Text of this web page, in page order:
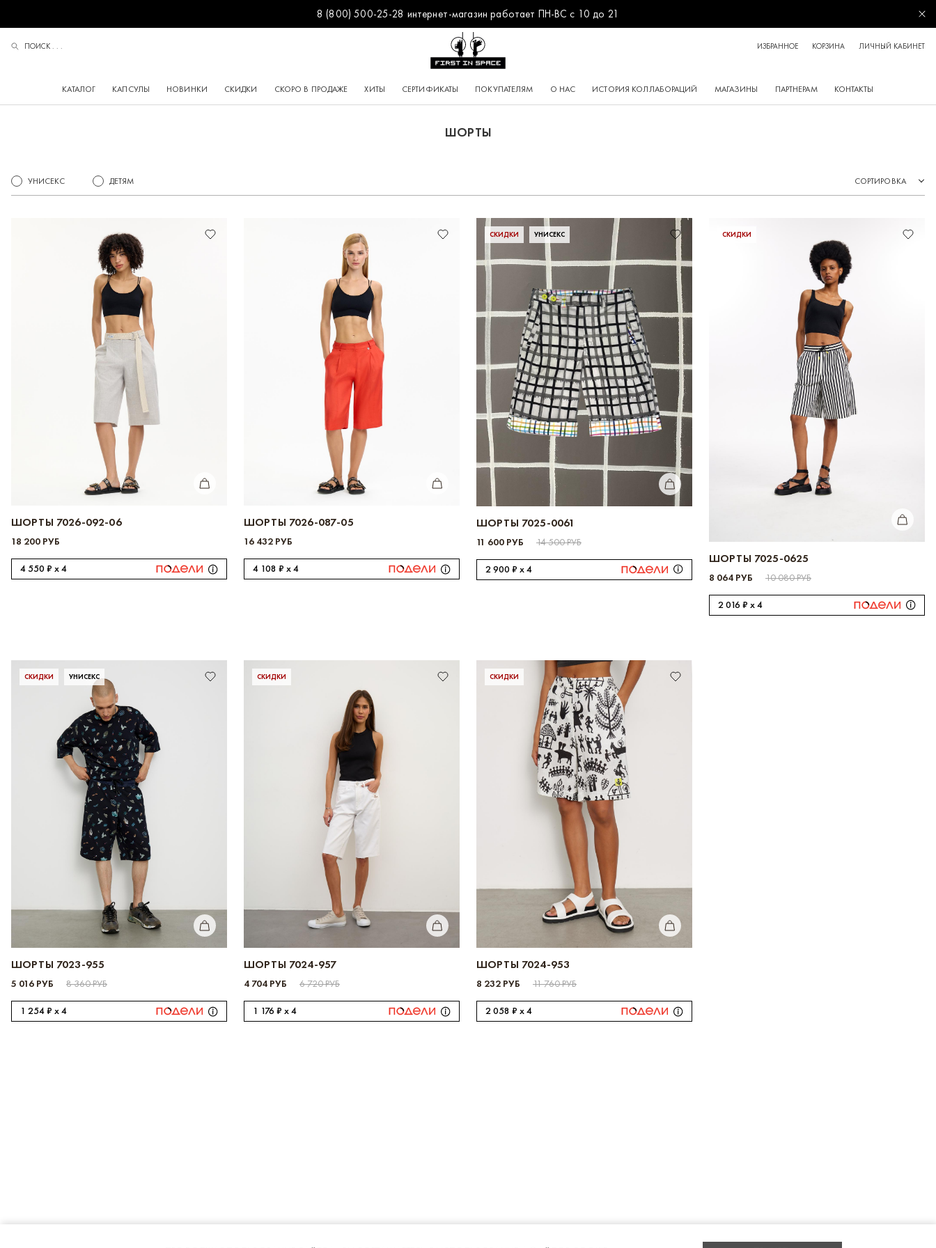
8 (800) 500-25-28 интернет-магазин работает ПН-ВС с 10 до 21
ПОИСК
ПОИСК . . .
Перейти на главную
ИЗБРАННОЕ КОРЗИНА ЛИЧНЫЙ КАБИНЕТ
КАТАЛОГ КАПСУЛЫ НОВИНКИ СКИДКИ СКОРО В ПРОДАЖЕ ХИТЫ СЕРТИФИКАТЫ ПОКУПАТЕЛЯМ О НАС ИСТОРИЯ КОЛЛАБОРАЦИЙ МАГАЗИНЫ ПАРТНЕРАМ КОНТАКТЫ
ШОРТЫ
УНИСЕКС ДЕТЯМ СОРТИРОВКА
КУПИТЬ
ШОРТЫ 7026-092-06
18 200 РУБ
4 550 ₽ x 4
КУПИТЬ
ШОРТЫ 7026-087-05
16 432 РУБ
4 108 ₽ x 4
КУПИТЬ
СКИДКИ УНИСЕКС
ШОРТЫ 7025-0061
11 600 РУБ 14 500 РУБ
2 900 ₽ x 4
КУПИТЬ
СКИДКИ
ШОРТЫ 7025-0625
8 064 РУБ 10 080 РУБ
2 016 ₽ x 4
КУПИТЬ
СКИДКИ УНИСЕКС
ШОРТЫ 7023-955
5 016 РУБ 8 360 РУБ
1 254 ₽ x 4
КУПИТЬ
СКИДКИ
ШОРТЫ 7024-957
4 704 РУБ 6 720 РУБ
1 176 ₽ x 4
КУПИТЬ
СКИДКИ
ШОРТЫ 7024-953
8 232 РУБ 11 760 РУБ
2 058 ₽ x 4